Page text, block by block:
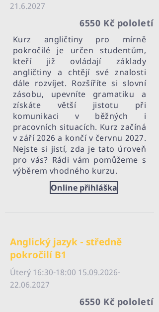
21.6.2027
6550 Kč pololetí
Kurz angličtiny pro mírně
pokročilé je určen studentům,
kteří již ovládají základy
angličtiny a chtějí své znalosti
dále rozvíjet. Rozšíříte si slovní
zásobu, upevníte gramatiku a
získáte větší jistotu při
komunikaci v běžných i
pracovních situacích. Kurz začíná
v září 2026 a končí v červnu 2027.
Nejste si jistí, zda je tato úroveň
pro vás? Rádi vám pomůžeme s
výběrem vhodného kurzu.
Online přihláška
Anglický jazyk - středně
pokročilí B1
Úterý 16:30-18:00 15.09.2026-
22.06.2027
6550 Kč pololetí